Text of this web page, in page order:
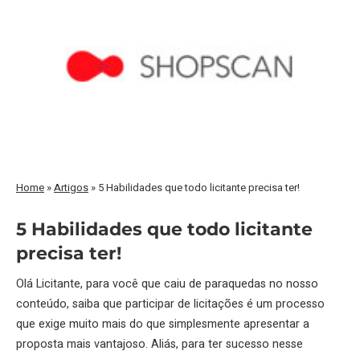
Home »Artigos » 5 Habilidades que todo licitante precisa ter!
5 Habilidades que todo licitante
precisa ter!
Olá Licitante, para você que caiu de paraquedas no nosso
conteúdo, saiba que participar de licitações é um processo
que exige muito mais do que simplesmente apresentar a
proposta mais vantajoso. Aliás, para ter sucesso nesse